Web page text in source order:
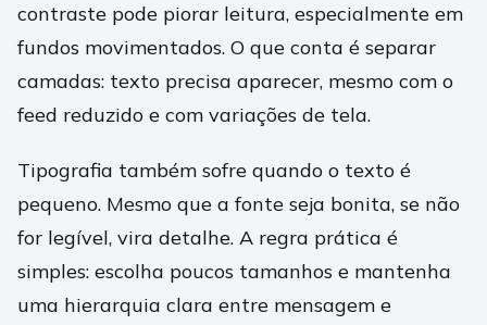
contraste pode piorar leitura, especialmente em
fundos movimentados. O que conta é separar
camadas: texto precisa aparecer, mesmo com o
feed reduzido e com variações de tela.
Tipografia também sofre quando o texto é
pequeno. Mesmo que a fonte seja bonita, se não
for legível, vira detalhe. A regra prática é
simples: escolha poucos tamanhos e mantenha
uma hierarquia clara entre mensagem e